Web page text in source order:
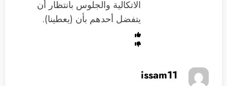
الاتكالية والجلوس بانتظار أن
يتفضل أحدهم بأن (يعطينا).
issam11